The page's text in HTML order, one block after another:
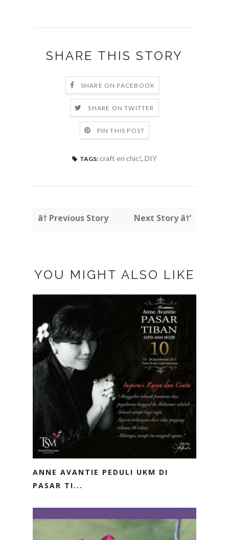
SHARE THIS STORY
SHARE ON FACEBOOK
SHARE ON TWITTER
PIN THIS POST
TAGS: craft en chic!, DIY
â† Previous Story Next Story â†’
YOU MIGHT ALSO LIKE
ANNE AVANTIE PEDULI UKM DI
PASAR TI...